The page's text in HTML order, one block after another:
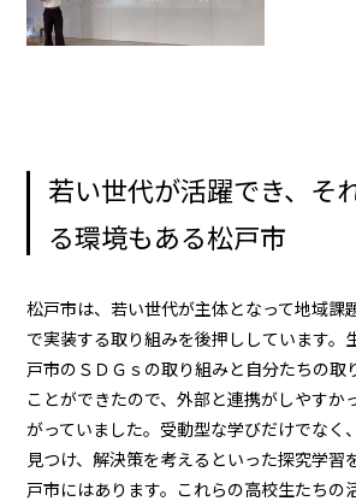
若い世代が活躍でき、そ
る環境もある松戸市
松戸市は、若い世代が主体となって地域課
で実装する取り組みを後押ししています。
戸市のＳＤＧｓの取り組みと自分たちの取
ことができたので、外部と連携がしやすか
がっていました。受動型な学びだけでなく
見つけ、解決策を考えるといった探究学習
戸市にはあります。これらの高校生たちの